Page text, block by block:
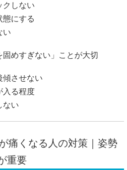
クしない
態にする
い
めすぎない」ことが大切
傾させない
入る程度
ない
痛くなる人の対策｜姿勢
重要